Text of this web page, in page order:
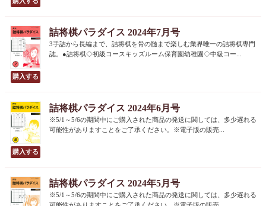
詰将棋パラダイス 2024年7月号
3手詰から長編まで、詰将棋を骨の髄まで楽しむ業界唯一の詰将棋専門
誌。●詰将棋◇初級コースキッズルーム保育園幼稚園◇中級コー...
詰将棋パラダイス 2024年6月号
※5/1～5/6の期間中にご購入された商品の発送に関しては、多少遅れる
可能性がありますことをご了承ください。※電子版の販売...
詰将棋パラダイス 2024年5月号
※5/1～5/6の期間中にご購入された商品の発送に関しては、多少遅れる